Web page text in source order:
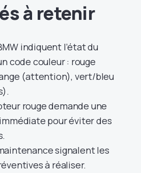
à retenir
indiquent l’état du
code couleur : rouge
(attention), vert/bleu
rouge demande une
pour éviter des
signalent les
à réaliser.